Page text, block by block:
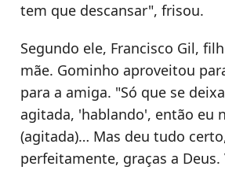
tem que descansar", frisou.
Segundo ele, Francisco Gil,
mãe. Gominho aproveitou
para a amiga. "Só que se
agitada, 'hablando', então eu
(agitada)… Mas deu tudo
perfeitamente, graças a